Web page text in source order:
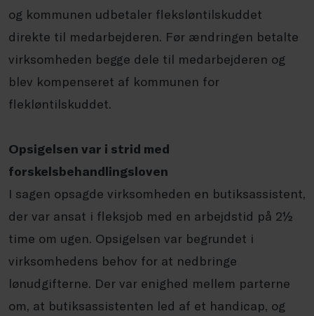
og kommunen udbetaler fleksløntilskuddet
direkte til medarbejderen. Før ændringen betalte
virksomheden begge dele til medarbejderen og
blev kompenseret af kommunen for
flekløntilskuddet.
Opsigelsen var i strid med
forskelsbehandlingsloven
I sagen opsagde virksomheden en butiksassistent,
der var ansat i fleksjob med en arbejdstid på 2½
time om ugen. Opsigelsen var begrundet i
virksomhedens behov for at nedbringe
lønudgifterne. Der var enighed mellem parterne
om, at butiksassistenten led af et handicap, og